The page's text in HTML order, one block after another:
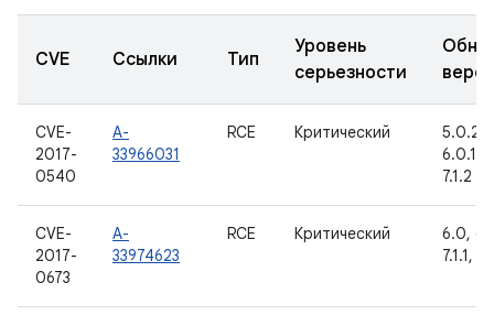
CVE Ссылки Тип
Уровень
серьезности
CVE-
2017-
0540
A-
33966031
RCE Критический
5.0.2,
6.0.1,
7.1.2
CVE-
2017-
0673
A-
33974623
RCE Критический
6.0,
7.1.1,